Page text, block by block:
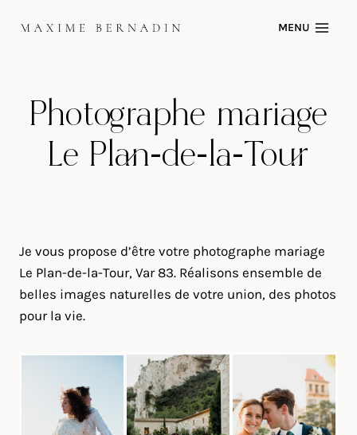
MENU
Photographe mariage
Le Plan-de-la-Tour
Je vous propose d’être votre photographe mariage
Le Plan-de-la-Tour, Var 83. Réalisons ensemble de
belles images naturelles de votre union, des photos
pour la vie.